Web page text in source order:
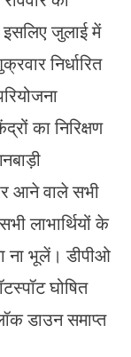
जुलाई में
निर्धारित
का निरिक्षण
आने वाले सभी
लाभार्थियों के
ना भूलें। डीपीओ
घोषित
डाउन समाप्त